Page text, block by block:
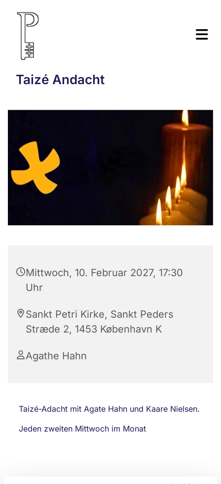
Taizé Andacht
Mittwoch, 10. Februar 2027, 17:30
Uhr
Sankt Petri Kirke, Sankt Peders
Stræde 2, 1453 København K
Agathe Hahn
Taizé-Adacht mit Agate Hahn und Kaare Nielsen.
Jeden zweiten Mittwoch im Monat